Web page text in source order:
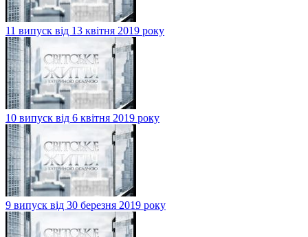
11 випуск від 13 квітня 2019 року
10 випуск від 6 квітня 2019 року
9 випуск від 30 березня 2019 року